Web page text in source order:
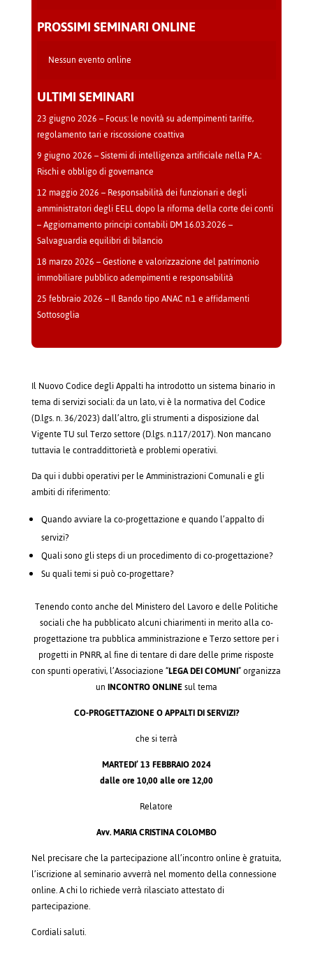
PROSSIMI SEMINARI ONLINE
Nessun evento online
ULTIMI SEMINARI
23 giugno 2026 – Focus: le novità su adempimenti tariffe,
regolamento tari e riscossione coattiva
9 giugno 2026 – Sistemi di intelligenza artificiale nella P.A.:
Rischi e obbligo di governance
12 maggio 2026 – Responsabilità dei funzionari e degli
amministratori degli EELL dopo la riforma della corte dei conti
– Aggiornamento principi contabili DM 16.03.2026 –
Salvaguardia equilibri di bilancio
18 marzo 2026 – Gestione e valorizzazione del patrimonio
immobiliare pubblico adempimenti e responsabilità
25 febbraio 2026 – Il Bando tipo ANAC n.1 e affidamenti
Sottosoglia
Il Nuovo Codice degli Appalti ha introdotto un sistema binario in
tema di servizi sociali: da un lato, vi è la normativa del Codice
(D.lgs. n. 36/2023) dall’altro, gli strumenti a disposizione dal
Vigente TU sul Terzo settore (D.lgs. n.117/2017). Non mancano
tuttavia le contraddittorietà e problemi operativi.
Da qui i dubbi operativi per le Amministrazioni Comunali e gli
ambiti di riferimento:
Quando avviare la co-progettazione e quando l’appalto di
servizi?
Quali sono gli steps di un procedimento di co-progettazione?
Su quali temi si può co-progettare?
Tenendo conto anche del Ministero del Lavoro e delle Politiche
sociali che ha pubblicato alcuni chiarimenti in merito alla co-
progettazione tra pubblica amministrazione e Terzo settore per i
progetti in PNRR, al fine di tentare di dare delle prime risposte
con spunti operativi, l’Associazione “LEGA DEI COMUNI” organizza
unINCONTRO ONLINEsul tema
CO-PROGETTAZIONE O APPALTI DI SERVIZI?
che si terrà
MARTEDI’ 13 FEBBRAIO 2024
dalle ore 10,00 alle ore 12,00
Relatore
Avv. MARIA CRISTINA COLOMBO
Nel precisare che la partecipazione all’incontro online è gratuita,
l’iscrizione al seminario avverrà nel momento della connessione
online. A chi lo richiede verrà rilasciato attestato di
partecipazione.
Cordiali saluti.